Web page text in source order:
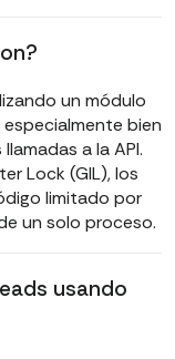
un módulo
bien
a la API.
Lock (GIL), los
limitado por
un solo proceso.
usando